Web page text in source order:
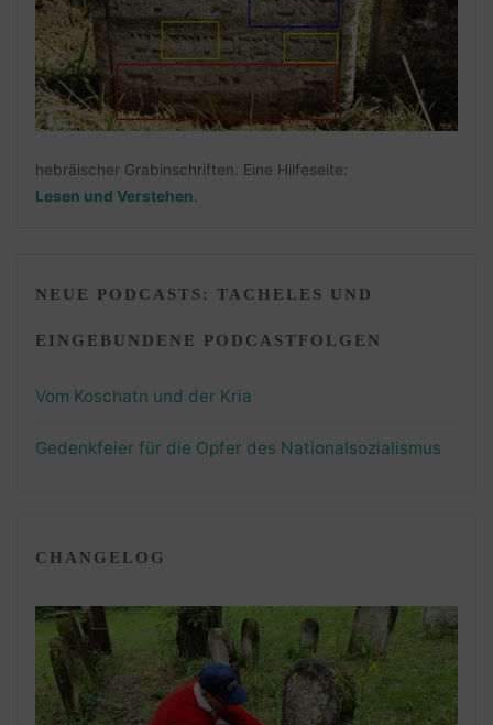
hebräischer Grabinschriften. Eine Hilfeseite:
Lesen und Verstehen.
NEUE PODCASTS: TACHELES UND
EINGEBUNDENE PODCASTFOLGEN
Vom Koschatn und der Kria
Gedenkfeier für die Opfer des Nationalsozialismus
CHANGELOG